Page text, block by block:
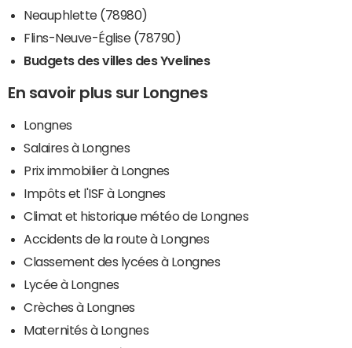
Neauphlette (78980)
Flins-Neuve-Église (78790)
Budgets des villes des Yvelines
En savoir plus sur Longnes
Longnes
Salaires à Longnes
Prix immobilier à Longnes
Impôts et l'ISF à Longnes
Climat et historique météo de Longnes
Accidents de la route à Longnes
Classement des lycées à Longnes
Lycée à Longnes
Crèches à Longnes
Maternités à Longnes